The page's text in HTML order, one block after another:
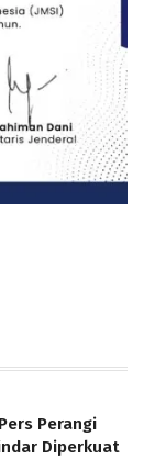
Perangi
Diperkuat